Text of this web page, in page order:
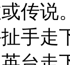
传说
手走